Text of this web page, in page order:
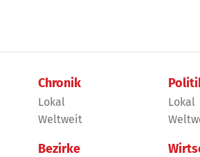
Chronik
Lokal
Weltweit
Bezirke
Lokal